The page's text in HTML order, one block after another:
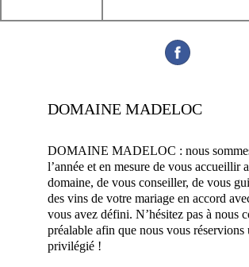
DOMAINE MADELOC
DOMAINE MADELOC : nous
l’année et en mesure de vous accueillir
domaine, de vous conseiller, de vous
des vins de votre mariage en accord
vous avez défini. N’hésitez pas à nous
préalable afin que nous vous réservions
privilégié !